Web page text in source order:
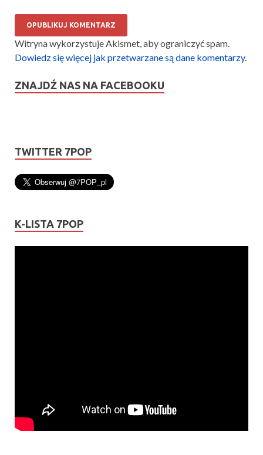
Witryna wykorzystuje Akismet, aby ograniczyć spam.
Dowiedz się więcej jak przetwarzane są dane komentarzy.
ZNAJDŹ NAS NA FACEBOOKU
TWITTER 7POP
K-LISTA 7POP